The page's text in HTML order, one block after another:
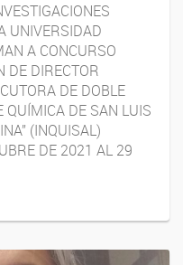
UNIVERSIDAD
A CONCURSO
DE DIRECTOR
DE DOBLE
QUÍMICA DE SAN LUIS
(INQUISAL)
DE 2021 AL 29